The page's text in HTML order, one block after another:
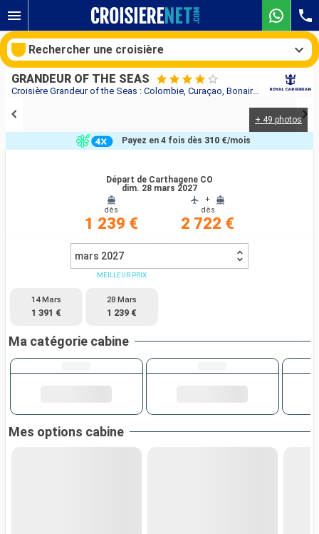
Croisière Grandeur of the Seas : Colombie, Curaçao, Bonaire, Aruba, Panama au départ de Carthagene CO
GRANDEUR OF THE SEAS
+ 49 photos
Départ de Carthagene CO
dim. 28 mars 2027
dès
1 239 €
+
dès
2 722 €
Payez en 4 fois dès 310 €/mois
mars 2027
14 Mars
1 391 €
MEILLEUR PRIX
28 Mars
1 239 €
Ma catégorie cabine
Mes options cabine
Rechercher une croisière
Compagnies
Rechercher